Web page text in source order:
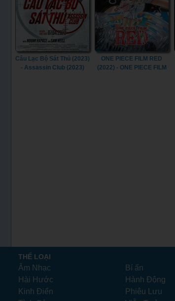
Câu Lạc Bộ Sát Thủ (2023)
- Assassin Club (2023)
ONE PIECE FILM RED
(2022) - ONE PIECE FILM
THỂ LOẠI
Âm Nhạc Bí ẩn
Hài Hước
Hành Động
Kinh Điển
Phiêu Lưu